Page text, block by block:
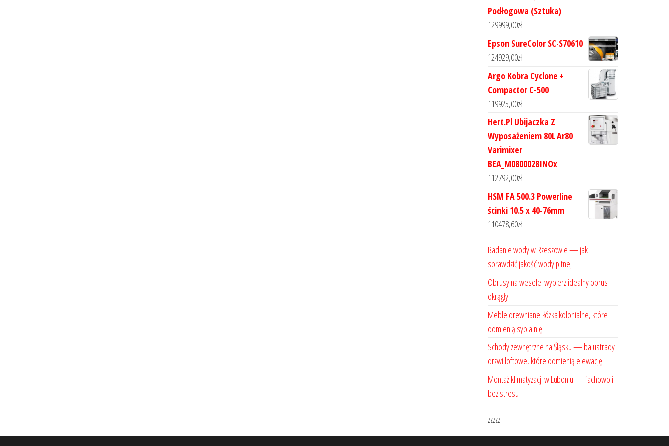
Podłogowa (Sztuka)
129999,00zł
Epson SureColor SC-S70610
124929,00zł
Argo Kobra Cyclone +
Compactor C-500
119925,00zł
Hert.Pl Ubijaczka Z
Wyposażeniem 80L Ar80
Varimixer
BEA_M0800028INOx
112792,00zł
HSM FA 500.3 Powerline
ścinki 10.5 x 40-76mm
110478,60zł
Badanie wody w Rzeszowie — jak
sprawdzić jakość wody pitnej
Obrusy na wesele: wybierz idealny obrus
okrągły
Meble drewniane: łóżka kolonialne, które
odmienią sypialnię
Schody zewnętrzne na Śląsku — balustrady i
drzwi loftowe, które odmienią elewację
Montaż klimatyzacji w Luboniu — fachowo i
bez stresu
zzzzz